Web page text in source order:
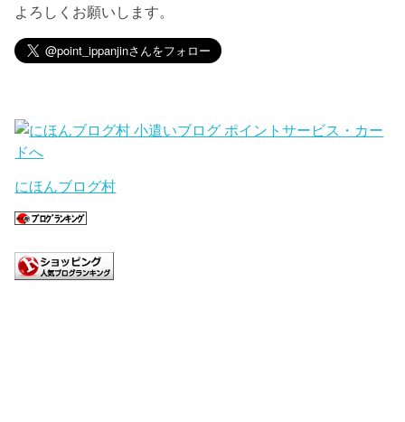
よろしくお願いします。
にほんブログ村